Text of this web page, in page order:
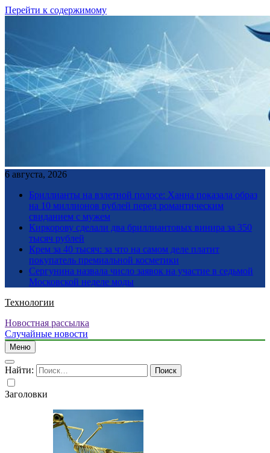
Перейти к содержимому
6 августа, 2026
Бриллианты на взлетной полосе: Ханна показала образ
на 10 миллионов рублей перед романтическим
свиданием с мужем
Киркорову сделали два бриллиантовых винира за 350
тысяч рублей
Крем за 40 тысяч: за что на самом деле платит
покупатель премиальной косметики
Сергунина назвала число заявок на участие в седьмой
Московской неделе моды
Технологии
Новостная рассылка
Случайные новости
Меню
Найти:
Заголовки